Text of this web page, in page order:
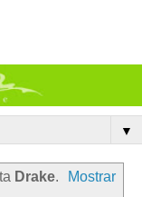
▼
Drake.
Mostrar